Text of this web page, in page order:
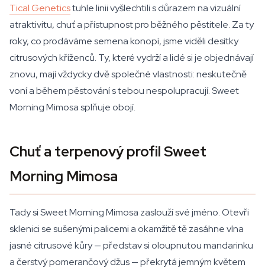
Tical Geneticstuhle linii vyšlechtili s důrazem na vizuální
atraktivitu, chuť a přístupnost pro běžného pěstitele. Za ty
roky, co prodáváme semena konopí, jsme viděli desítky
citrusových kříženců. Ty, které vydrží a lidé si je objednávají
znovu, mají vždycky dvě společné vlastnosti: neskutečně
voní a během pěstování s tebou nespolupracují. Sweet
Morning Mimosa splňuje obojí.
Chuť a terpenový profil Sweet
Morning Mimosa
Tady si Sweet Morning Mimosa zaslouží své jméno. Otevři
sklenici se sušenými palicemi a okamžitě tě zasáhne vlna
jasné citrusové kůry — představ si oloupnutou mandarinku
a čerstvý pomerančový džus — překrytá jemným květem